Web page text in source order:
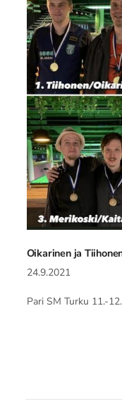
Oikarinen ja
24.9.2021
Pari SM Turku 11.-